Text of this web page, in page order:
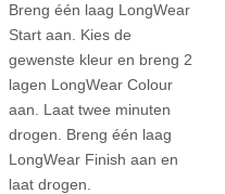
Breng één laag LongWear
Start aan. Kies de
gewenste kleur en breng 2
lagen LongWear Colour
aan. Laat twee minuten
drogen. Breng één laag
LongWear Finish aan en
laat drogen.